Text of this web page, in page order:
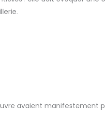
avaient manifestement